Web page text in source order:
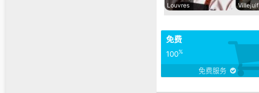
Louvres
Villejuif
免费
100%
免费服务